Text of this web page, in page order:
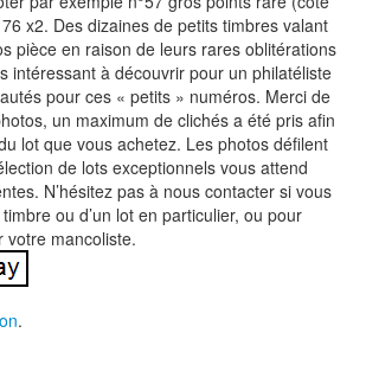
x2. Des dizaines de petits timbres valant
pièce en raison de leurs rares oblitérations
intéressant à découvrir pour un philatéliste
pour ces « petits » numéros. Merci de
un maximum de clichés a été pris afin
lot que vous achetez. Les photos défilent
de lots exceptionnels vous attend
N’hésitez pas à nous contacter si vous
ou d’un lot en particulier, ou pour
votre mancoliste.
.